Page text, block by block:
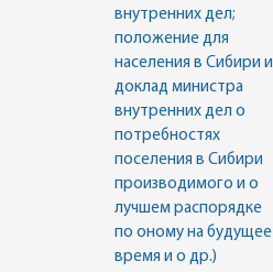
внутренних дел;
положение для
населения в Сибири и
доклад министра
внутренних дел о
потребностях
поселения в Сибири
производимого и о
лучшем распорядке
по оному на будущее
время и о др.)